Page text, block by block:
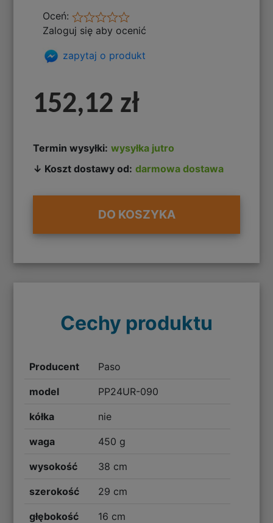
Oceń:
Zaloguj się aby ocenić
zapytaj o produkt
152,12 zł
Termin wysyłki: wysyłka jutro
↓ Koszt dostawy od: darmowa dostawa
DO KOSZYKA
Cechy produktu
Producent Paso
model PP24UR-090
kółka nie
waga 450 g
wysokość 38 cm
szerokość 29 cm
głębokość 16 cm